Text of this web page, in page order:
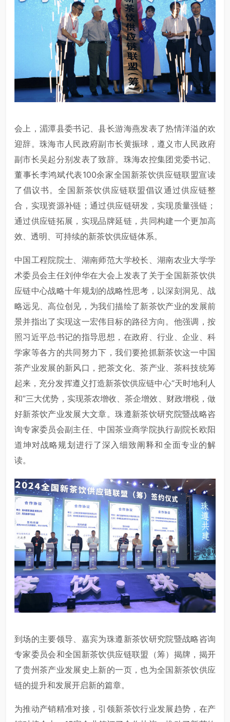
会上，湄潭县委书记、县长游海燕发表了热情洋溢的欢
迎辞。珠海市人民政府副市长黄振球，遵义市人民政府
副市长吴起分别发表了致辞。珠海农控集团党委书记、
董事长李鸿斌代表100余家全国新茶饮供应链联盟宣读
了倡议书。全国新茶饮供应链联盟倡议通过供应链整
合，实现资源补链；通过供应链研发，实现质量强链；
通过供应链拓展，实现品牌延链，共同构建一个更加高
效、透明、可持续的新茶饮供应链体系。
中国工程院院士、湖南师范大学校长、湖南农业大学学
术委员会主任刘仲华在大会上发表了关于全国新茶饮供
应链中心战略十年规划的战略性思考，以深刻洞见、战
略远见、高位创见，为我们描绘了新茶饮产业的发展前
景并指出了实现这一宏伟目标的路径方向。他强调，按
照习近平总书记的指导思想，在政府、行业、企业、科
学家等各方的共同努力下，我们要抢抓新茶饮这一中国
茶产业发展的新风口，把茶文化、茶产业、茶科技统筹
起来，充分发挥遵义打造新茶饮供应链中心“天时地利人
和”三大优势，实现茶农增收、茶企增效、财政增税，做
好新茶饮产业发展大文章。珠遵新茶饮研究院暨战略咨
询专家委员会副主任、中国茶业商学院执行副院长欧阳
道坤对战略规划进行了深入细致阐释和全面专业的解
读。
到场的主要领导、嘉宾为珠遵新茶饮研究院暨战略咨询
专家委员会和全国新茶饮供应链联盟（筹）揭牌，揭开
了贵州茶产业发展史上新的一页，也为全国新茶饮供应
链的提升和发展开启新的篇章。
为推动产销精准对接，引领新茶饮行业发展趋势，在产